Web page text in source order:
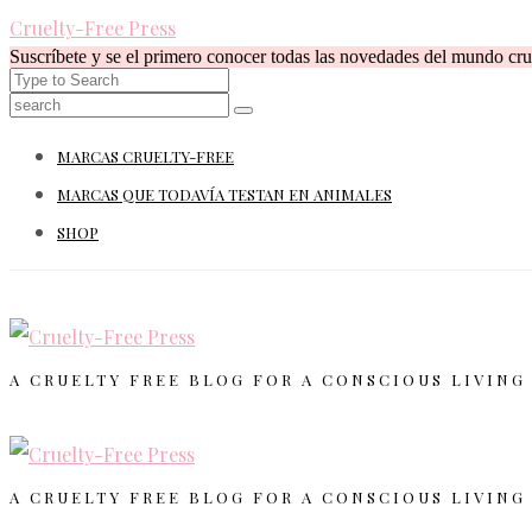
Cruelty-Free Press
Suscríbete y se el primero conocer todas las novedades del mundo
MARCAS CRUELTY-FREE
MARCAS QUE TODAVÍA TESTAN EN ANIMALES
SHOP
A CRUELTY FREE BLOG FOR A CONSCIOUS LIVING
A CRUELTY FREE BLOG FOR A CONSCIOUS LIVING